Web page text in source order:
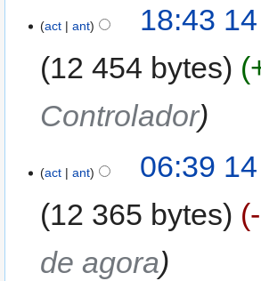
act ant
18:43
12 454 bytes
Controlador
act ant
06:39
12 365 bytes
de agora